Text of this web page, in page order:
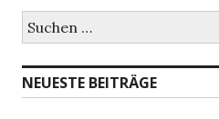
Suche
nach:
NEUESTE BEITRÄGE